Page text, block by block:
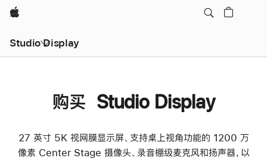
Apple
Studio Display
购买 Studio Display
27 英寸 5K 视网膜显示屏、支持桌上视角功能的 1200 万
像素 Center Stage 摄像头、录音棚级麦克风和扬声器，以